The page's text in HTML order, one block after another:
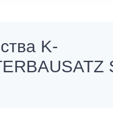
K-